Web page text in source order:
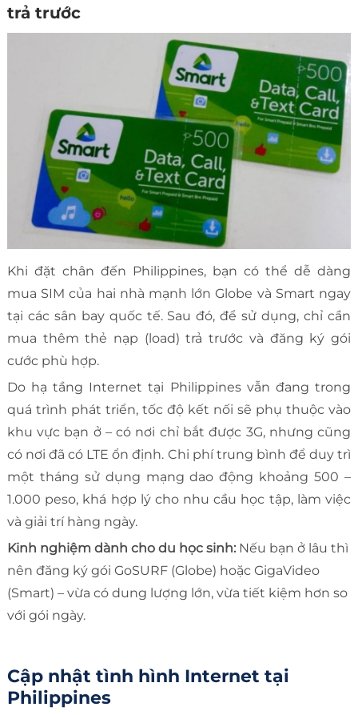
trả trước
Khi đặt chân đến Philippines, bạn có thể dễ dàng
mua SIM của hai nhà mạnh lớn Globe và Smart ngay
tại các sân bay quốc tế. Sau đó, để sử dụng, chỉ cần
mua thêm thẻ nạp (load) trả trước và đăng ký gói
cước phù hợp.
Do hạ tầng Internet tại Philippines vẫn đang trong
quá trình phát triển, tốc độ kết nối sẽ phụ thuộc vào
khu vực bạn ở – có nơi chỉ bắt được 3G, nhưng cũng
có nơi đã có LTE ổn định. Chi phí trung bình để duy trì
một tháng sử dụng mạng dao động khoảng 500 –
1.000 peso, khá hợp lý cho nhu cầu học tập, làm việc
và giải trí hàng ngày.
Kinh nghiệm dành cho du học sinh: Nếu bạn ở lâu thì
nên đăng ký gói GoSURF (Globe) hoặc GigaVideo
(Smart) – vừa có dung lượng lớn, vừa tiết kiệm hơn so
với gói ngày.
Cập nhật tình hình Internet tại
Philippines